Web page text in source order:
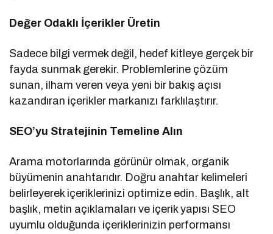
Değer Odaklı İçerikler Üretin
Sadece bilgi vermek değil, hedef kitleye gerçek bir
fayda sunmak gerekir. Problemlerine çözüm
sunan, ilham veren veya yeni bir bakış açısı
kazandıran içerikler markanızı farklılaştırır.
SEO’yu Stratejinin Temeline Alın
Arama motorlarında görünür olmak, organik
büyümenin anahtarıdır. Doğru anahtar kelimeleri
belirleyerek içeriklerinizi optimize edin. Başlık, alt
başlık, metin açıklamaları ve içerik yapısı SEO
uyumlu olduğunda içeriklerinizin performansı